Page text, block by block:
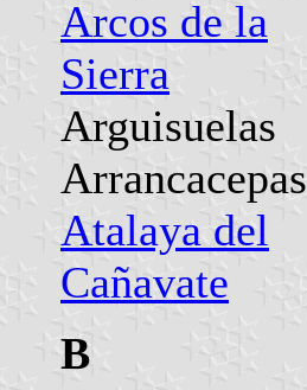
Arcos de la
Sierra
Arguisuelas
Arrancacepas
Atalaya del
Cañavate
B